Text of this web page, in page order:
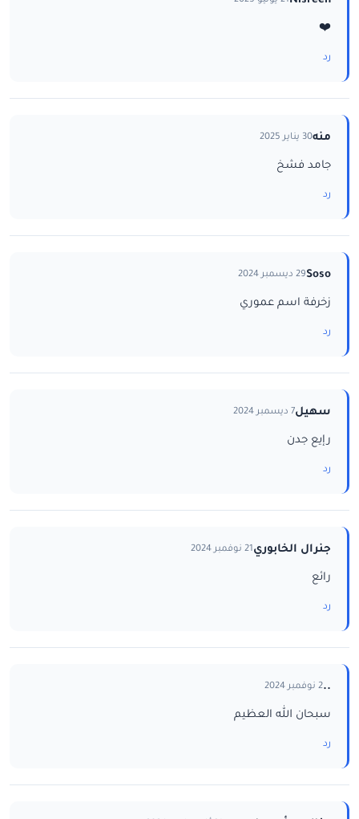
❤️
رد
منه30 يناير 2025
جامد فشخ
رد
Soso29 ديسمبر 2024
زخرفة اسم عموري
رد
سهيل7 ديسمبر 2024
رإيع جدن
رد
جنرال الخابوري21 نوفمبر 2024
رائع
رد
..2 نوفمبر 2024
سبحان الله العظيم
رد